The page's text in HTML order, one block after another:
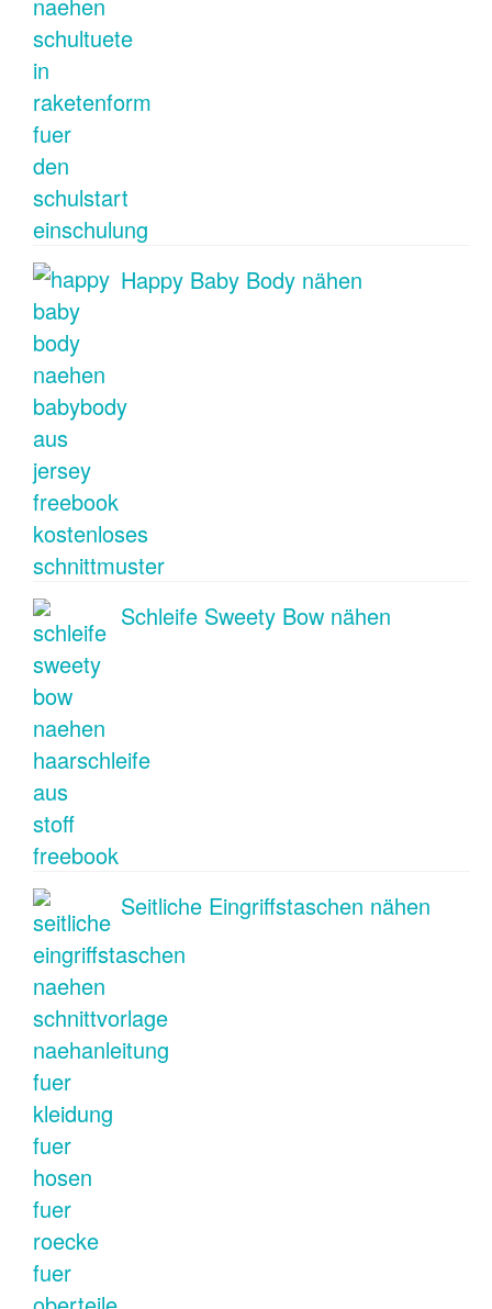
Happy Baby Body nähen
Schleife Sweety Bow nähen
Seitliche Eingriffstaschen nähen